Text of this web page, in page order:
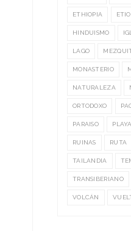
ETHIOPIA
HINDUISMO
LAGO
MONASTERIO
NATURALEZA
ORTODOXO
PARAISO PLAYA
RUINAS RUTA
TAILANDIA
TRANSIBERIANO
VOLCÁN